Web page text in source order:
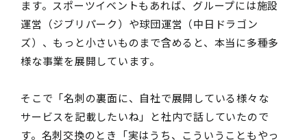
ます。スポーツイベントもあれば、グループには施設
運営（ジブリパーク）や球団運営（中日ドラゴン
ズ）、もっと小さいものまで含めると、本当に多種多
様な事業を展開しています。
そこで「名刺の裏面に、自社で展開している様々な
サービスを記載したいね」と社内で話していたので
す。名刺交換のとき「実はうち、こういうこともやっ